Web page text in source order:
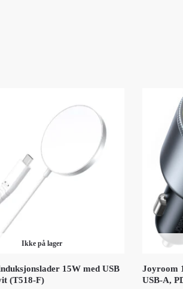
Ikke på lager
15W med USB
(T518-F)
Joyroom
USB-A,